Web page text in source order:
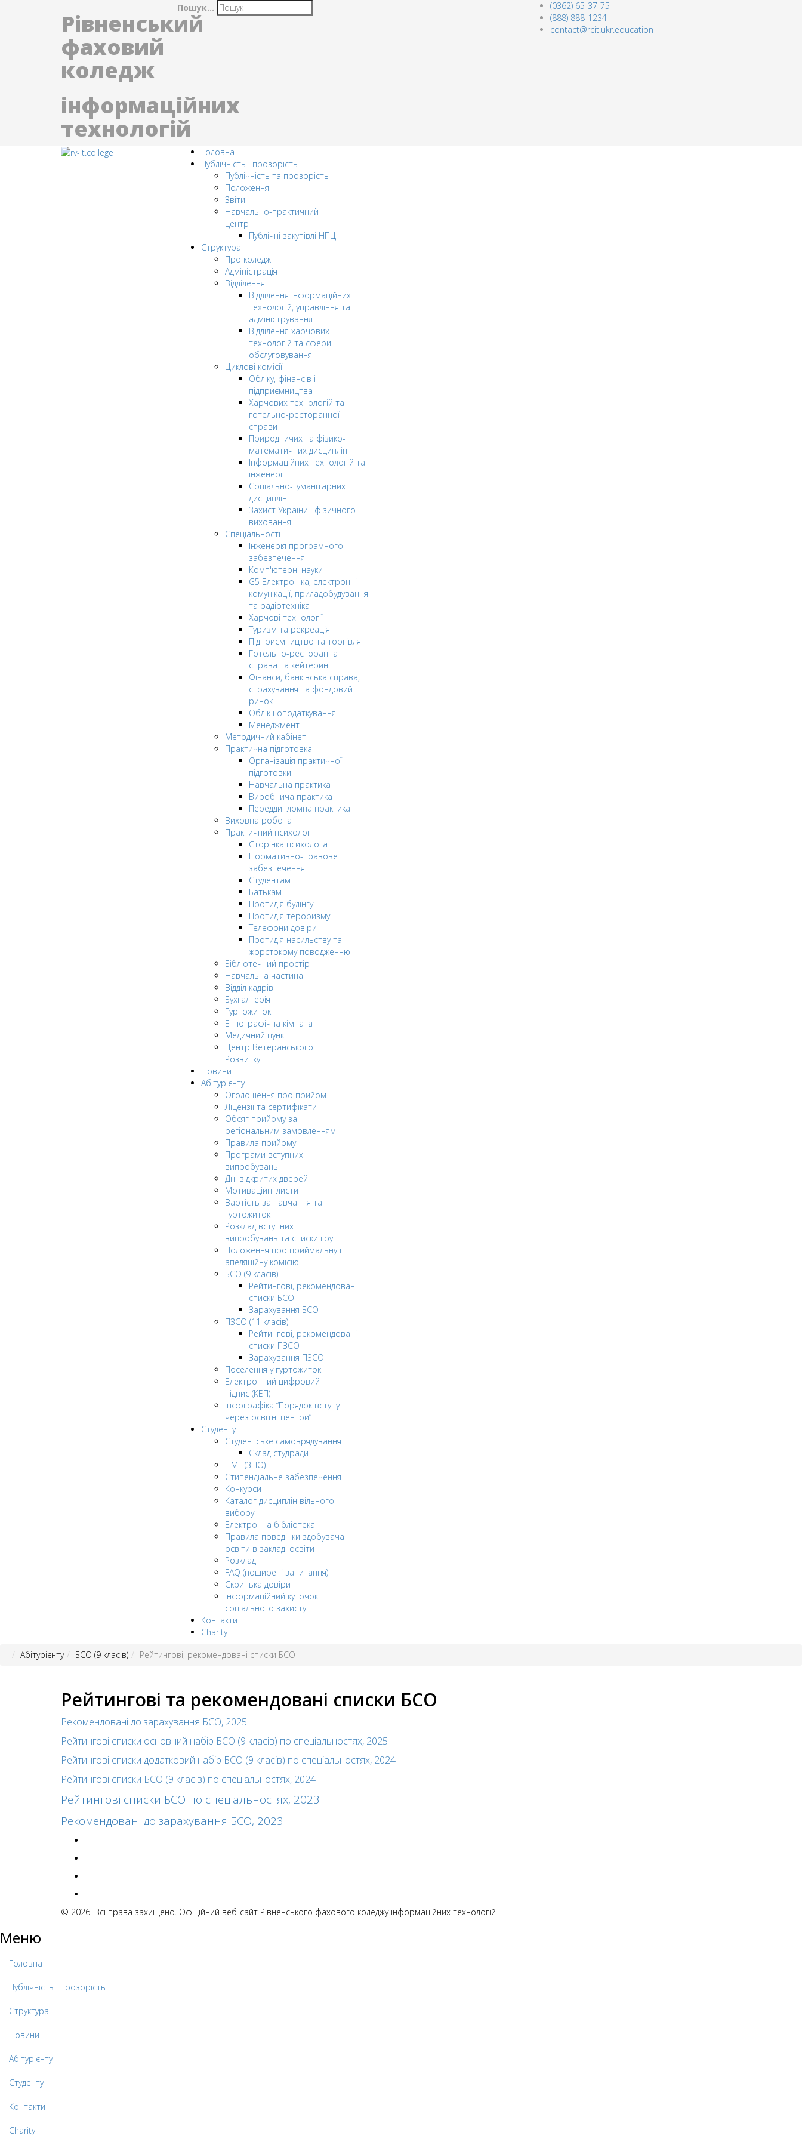
Рівненський
фаховий
коледж
інформаційних
технологій
Пошук...
(0362) 65-37-75
(888) 888-1234
contact@rcit.ukr.education
Головна
Публічність і прозорість
Публічність та прозорість
Положення
Звіти
Навчально-практичний
центр
Публічні закупівлі НПЦ
Структура
Про коледж
Адміністрація
Відділення
Відділення інформаційних
технологій, управління та
адміністрування
Відділення харчових
технологій та сфери
обслуговування
Циклові комісії
Обліку, фінансів і
підприємництва
Харчових технологій та
готельно-ресторанної
справи
Природничих та фізико-
математичних дисциплін
Інформаційних технологій та
інженерії
Соціально-гуманітарних
дисциплін
Захист України і фізичного
виховання
Спеціальності
Інженерія програмного
забезпечення
Комп'ютерні науки
G5 Електроніка, електронні
комунікації, приладобудування
та радіотехніка
Харчові технології
Туризм та рекреація
Підприємництво та торгівля
Готельно-ресторанна
справа та кейтеринг
Фінанси, банківська справа,
страхування та фондовий
ринок
Облік і оподаткування
Менеджмент
Методичний кабінет
Практична підготовка
Організація практичної
підготовки
Навчальна практика
Виробнича практика
Переддипломна практика
Виховна робота
Практичний психолог
Сторінка психолога
Нормативно-правове
забезпечення
Студентам
Батькам
Протидія булінгу
Протидія тероризму
Телефони довіри
Протидія насильству та
жорстокому поводженню
Бібліотечний простір
Навчальна частина
Відділ кадрів
Бухгалтерія
Гуртожиток
Етнографічна кімната
Медичний пункт
Центр Ветеранського
Розвитку
Новини
Абітурієнту
Оголошення про прийом
Ліцензії та сертифікати
Обсяг прийому за
регіональним замовленням
Правила прийому
Програми вступних
випробувань
Дні відкритих дверей
Мотиваційні листи
Вартість за навчання та
гуртожиток
Розклад вступних
випробувань та списки груп
Положення про приймальну і
апеляційну комісію
БСО (9 класів)
Рейтингові, рекомендовані
списки БСО
Зарахування БСО
ПЗСО (11 класів)
Рейтингові, рекомендовані
списки ПЗСО
Зарахування ПЗСО
Поселення у гуртожиток
Електронний цифровий
підпис (КЕП)
Інфографіка “Порядок вступу
через освітні центри”
Студенту
Студентське самоврядування
Склад студради
НМТ (ЗНО)
Стипендіальне забезпечення
Конкурси
Каталог дисциплін вільного
вибору
Електронна бібліотека
Правила поведінки здобувача
освіти в закладі освіти
Розклад
FAQ (поширені запитання)
Скринька довіри
Інформаційний куточок
соціального захисту
Контакти
Charity
Абітурієнту
БСО (9 класів) Рейтингові, рекомендовані списки БСО
Рейтингові та рекомендовані списки БСО
Рекомендовані до зарахування БСО, 2025
Рейтингові списки основний набір БСО (9 класів) по спеціальностях, 2025
Рейтингові списки додатковий набір БСО (9 класів) по спеціальностях, 2024
Рейтингові списки БСО (9 класів) по спеціальностях, 2024
Рейтингові списки БСО по спеціальностях, 2023
Рекомендовані до зарахування БСО, 2023
© 2026. Всі права захищено. Офіційний веб-сайт Рівненського фахового коледжу інформаційних технологій
Меню
Головна
Публічність і прозорість
Структура
Новини
Абітурієнту
Студенту
Контакти
Charity